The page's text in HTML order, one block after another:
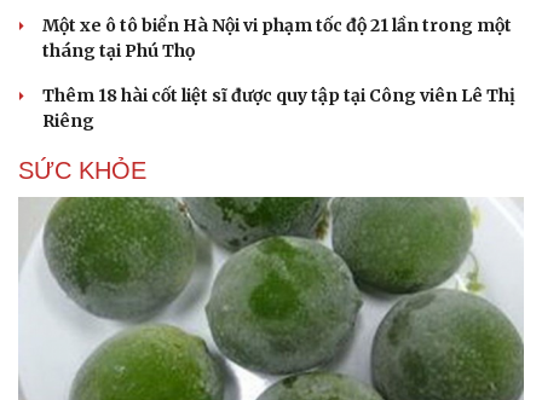
Một xe ô tô biển Hà Nội vi phạm tốc độ 21 lần trong một
tháng tại Phú Thọ
Thêm 18 hài cốt liệt sĩ được quy tập tại Công viên Lê Thị
Riêng
SỨC KHỎE